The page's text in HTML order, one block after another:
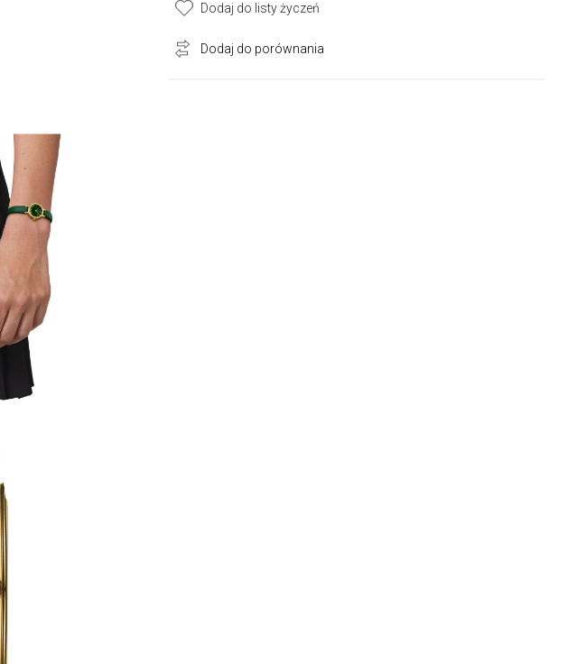
Dodaj do listy życzeń
Dodaj do porównania